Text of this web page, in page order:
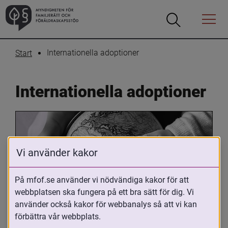
Öppna
Öppna
Menyn
Start Internationella adoptioner
Internationella adoptioner
Oavsett om du är adopterad,
adoptivförälder eller arbetar med
Vi använder kakor
På mfof.se använder vi nödvändiga kakor för att
webbplatsen ska fungera på ett bra sätt för dig. Vi
använder också kakor för webbanalys så att vi kan
förbättra vår webbplats.